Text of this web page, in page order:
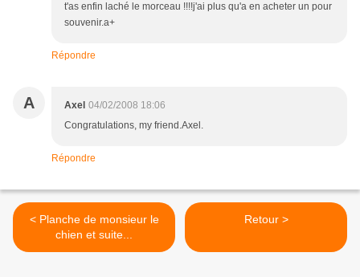
t'as enfin laché le morceau !!!!j'ai plus qu'a en acheter un pour
souvenir.a+
Répondre
A Axel 04/02/2008 18:06
Congratulations, my friend.Axel.
Répondre
< Planche de monsieur le
chien et suite...
Retour >